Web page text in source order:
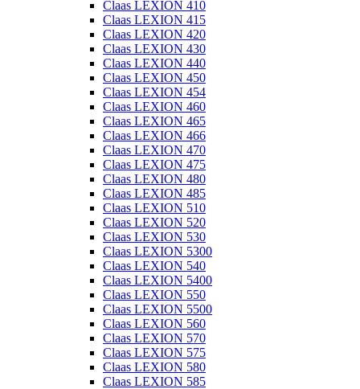
Claas LEXION 410
Claas LEXION 415
Claas LEXION 420
Claas LEXION 430
Claas LEXION 440
Claas LEXION 450
Claas LEXION 454
Claas LEXION 460
Claas LEXION 465
Claas LEXION 466
Claas LEXION 470
Claas LEXION 475
Claas LEXION 480
Claas LEXION 485
Claas LEXION 510
Claas LEXION 520
Claas LEXION 530
Claas LEXION 5300
Claas LEXION 540
Claas LEXION 5400
Claas LEXION 550
Claas LEXION 5500
Claas LEXION 560
Claas LEXION 570
Claas LEXION 575
Claas LEXION 580
Claas LEXION 585